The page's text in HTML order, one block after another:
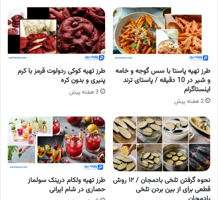
طرز تهیه پاستا با سس گوجه و خامه
و شیر در 10 دقیقه / پاستای ترند
اینستاگرام
2 هفته پیش
طرز تهیه کوکی ردولوت قرمز با کرم
پنیری و بدون کره
3 هفته پیش
نحوه گرفتن تلخی بادمجان / ۱۲ روش
قطعی برای از بین بردن تلخی
طرز تهیه ولکام درینک سولماز
حصاری در شام ایرانی